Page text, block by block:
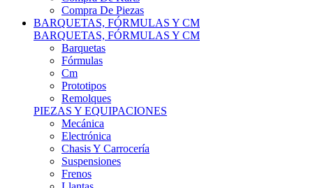
BARQUETAS, FÓRMULAS Y CM
BARQUETAS, FÓRMULAS Y CM
Barquetas
Fórmulas
Cm
Prototipos
Remolques
PIEZAS Y EQUIPACIONES
Mecánica
Electrónica
Chasis Y Carrocería
Suspensiones
Frenos
Llantas
Neumáticos